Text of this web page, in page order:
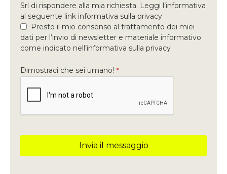
Srl di rispondere alla mia richiesta. Leggi l’informativa
al seguente link informativa sulla privacy
Presto il mio consenso al trattamento dei miei
dati per l’invio di newsletter e materiale informativo
come indicato nell’informativa sulla privacy
Dimostraci che sei umano! *
Invia il messaggio